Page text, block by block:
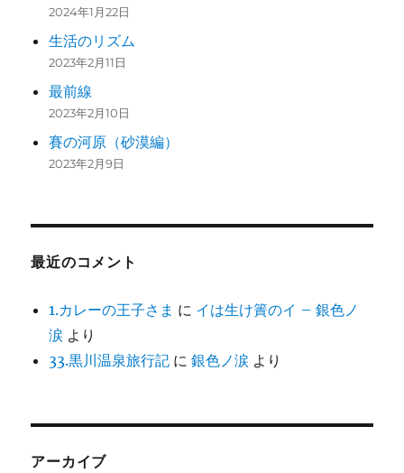
2024年1月22日
生活のリズム
2023年2月11日
最前線
2023年2月10日
賽の河原（砂漠編）
2023年2月9日
最近のコメント
1.カレーの王子さま に イは生け簀のイ – 銀色ノ
涙 より
33.黒川温泉旅行記 に銀色ノ涙 より
アーカイブ